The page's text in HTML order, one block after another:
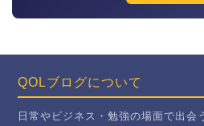
QOLブログについて
日常やビジネス・勉強の場面で出会